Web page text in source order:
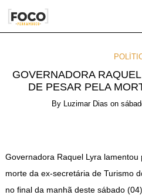
GOVERNADORA
DE PESAR PELA
By Luzimar Dias on
Governadora Raquel Lyra
morte da ex-secretária de Turismo
no final da manhã deste sábado